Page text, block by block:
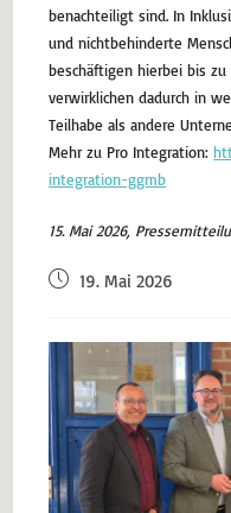
benachteiligt sind. In
und nichtbehinderte
beschäftigen hierbei bis
verwirklichen dadurch in
Teilhabe als andere
Mehr zu Pro Integration:
integration-ggmb
15. Mai 2026,
19. Mai 2026